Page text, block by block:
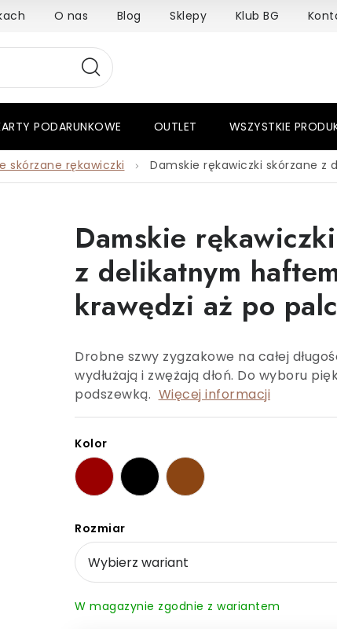
O nas Blog Sklepy Klub BG
PODARUNKOWE OUTLET WSZYSTKIE
skórzane rękawiczki
Damskie rękawiczki skórzane
Damskie
z delikatnym
krawędzi aż po
Drobne szwy zygzakowe na całej
wydłużają i zwężają dłoń. Do wyboru
podszewką. Więcej informacji
Kolor
Rozmiar